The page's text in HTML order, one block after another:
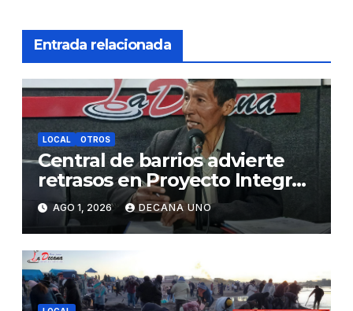
Entrada relacionada
LOCAL OTROS
Central de barrios advierte
retrasos en Proyecto Integral
de Agua y Alcantarillado para
Juliaca
AGO 1, 2026 DECANA UNO